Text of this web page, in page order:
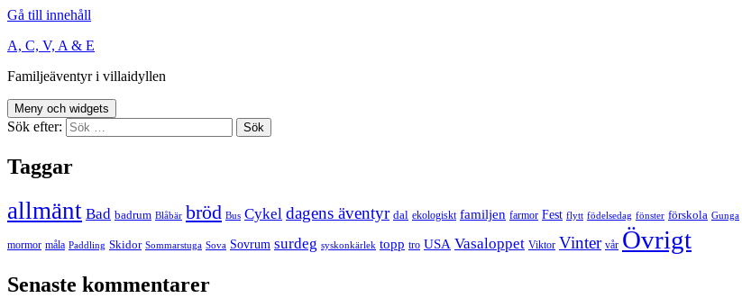
Gå till innehåll
A, C, V, A & E
Familjeäventyr i villaidyllen
Meny och widgets
Sök efter:
Taggar
allmänt Bad badrum Blåbär bröd Bus Cykel dagens äventyr dal ekologiskt familjen farmor Fest flytt födelsedag fönster förskola Gunga
mormor måla Paddling Skidor Sommarstuga Sova Sovrum surdeg syskonkärlek topp tro USA Vasaloppet Viktor Vinter vår Övrigt
Senaste kommentarer